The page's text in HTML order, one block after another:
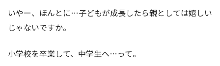
いやー、ほんとに…子どもが成長したら親としては嬉しい
じゃないですか。
小学校を卒業して、中学生へ…って。